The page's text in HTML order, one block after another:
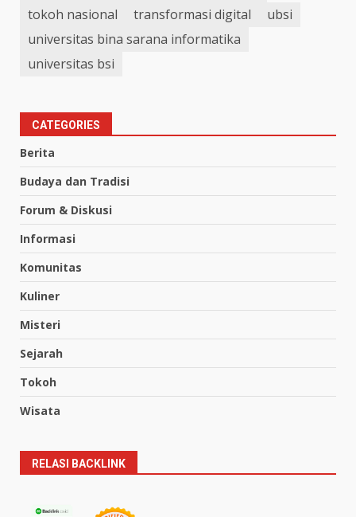
tokoh nasional
transformasi digital
ubsi
universitas bina sarana informatika
universitas bsi
CATEGORIES
Berita
Budaya dan Tradisi
Forum & Diskusi
Informasi
Komunitas
Kuliner
Misteri
Sejarah
Tokoh
Wisata
RELASI BACKLINK